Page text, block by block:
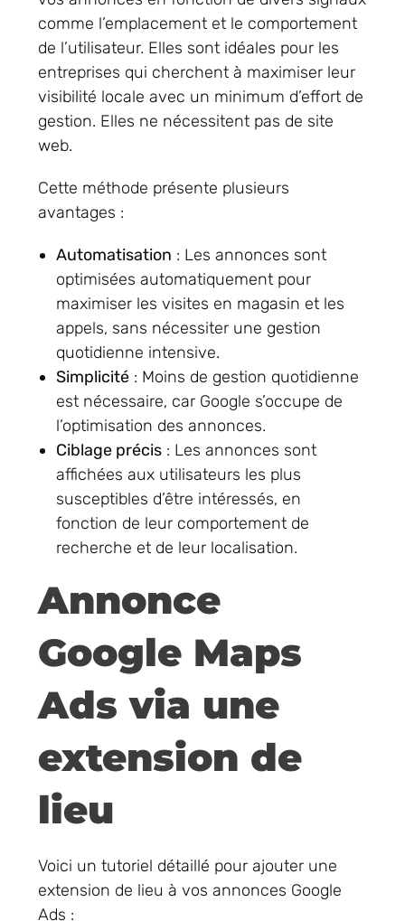
comme l’emplacement et le comportement
de l’utilisateur. Elles sont idéales pour les
entreprises qui cherchent à maximiser leur
visibilité locale avec un minimum d’effort de
gestion. Elles ne nécessitent pas de site
web.
Cette méthode présente plusieurs
avantages :
Automatisation : Les annonces sont
optimisées automatiquement pour
maximiser les visites en magasin et les
appels, sans nécessiter une gestion
quotidienne intensive.
Simplicité : Moins de gestion quotidienne
est nécessaire, car Google s’occupe de
l’optimisation des annonces.
Ciblage précis : Les annonces sont
affichées aux utilisateurs les plus
susceptibles d’être intéressés, en
fonction de leur comportement de
recherche et de leur localisation.
Annonce
Google Maps
Ads via une
extension de
lieu
Voici un tutoriel détaillé pour ajouter une
extension de lieu à vos annonces Google
Ads :